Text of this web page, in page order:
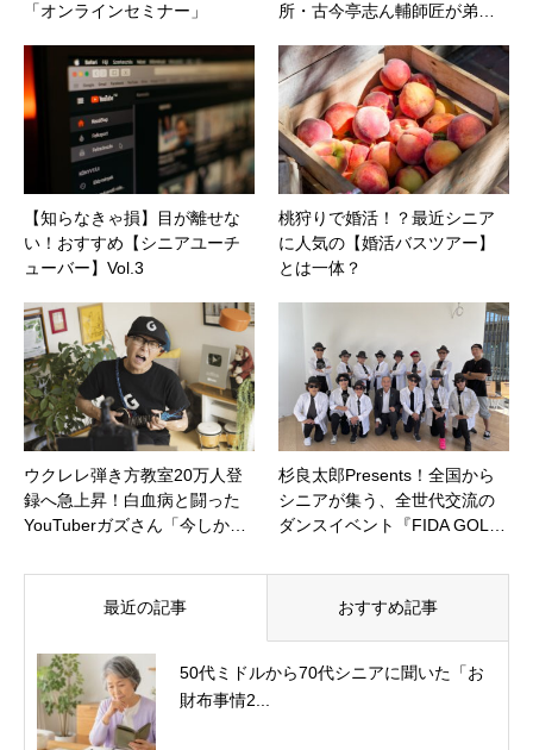
「オンラインセミナー」
所・古今亭志ん輔師匠が弟…
【知らなきゃ損】目が離せな
い！おすすめ【シニアユーチ
ューバー】Vol.3
桃狩りで婚活！？最近シニア
に人気の【婚活バスツアー】
とは一体？
ウクレレ弾き方教室20万人登
録へ急上昇！白血病と闘った
YouTuberガズさん「今しか…
杉良太郎Presents！全国から
シニアが集う、全世代交流の
ダンスイベント『FIDA GOL…
最近の記事 おすすめ記事
50代ミドルから70代シニアに聞いた「お
財布事情2...